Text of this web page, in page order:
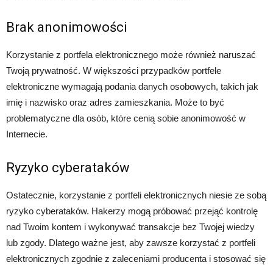
Brak anonimowości
Korzystanie z portfela elektronicznego może również naruszać
Twoją prywatność. W większości przypadków portfele
elektroniczne wymagają podania danych osobowych, takich jak
imię i nazwisko oraz adres zamieszkania. Może to być
problematyczne dla osób, które cenią sobie anonimowość w
Internecie.
Ryzyko cyberataków
Ostatecznie, korzystanie z portfeli elektronicznych niesie ze sobą
ryzyko cyberataków. Hakerzy mogą próbować przejąć kontrolę
nad Twoim kontem i wykonywać transakcje bez Twojej wiedzy
lub zgody. Dlatego ważne jest, aby zawsze korzystać z portfeli
elektronicznych zgodnie z zaleceniami producenta i stosować się